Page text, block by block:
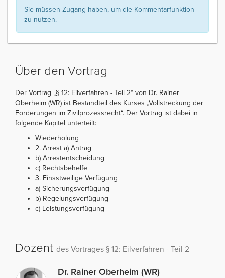
Sie müssen Zugang haben, um die Kommentarfunktion
zu nutzen.
Über den Vortrag
Der Vortrag „§ 12: Eilverfahren - Teil 2“ von Dr. Rainer
Oberheim (WR) ist Bestandteil des Kurses „Vollstreckung der
Forderungen im Zivilprozessrecht“. Der Vortrag ist dabei in
folgende Kapitel unterteilt:
Wiederholung
2. Arrest a) Antrag
b) Arrestentscheidung
c) Rechtsbehelfe
3. Einsstweilige Verfügung
a) Sicherungsverfügung
b) Regelungsverfügung
c) Leistungsverfügung
Dozent des Vortrages § 12: Eilverfahren - Teil 2
Dr. Rainer Oberheim (WR)